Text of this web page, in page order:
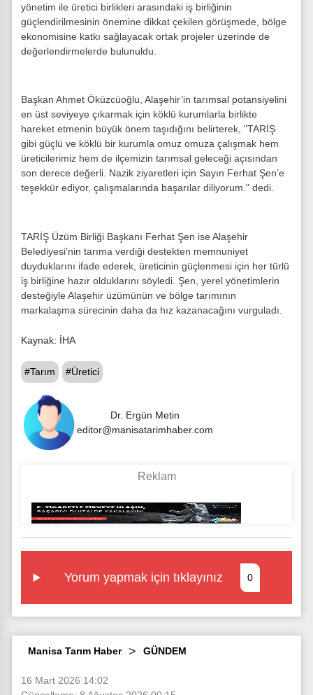
yönetim ile üretici birlikleri arasındaki iş birliğinin
güçlendirilmesinin önemine dikkat çekilen görüşmede, bölge
ekonomisine katkı sağlayacak ortak projeler üzerinde de
değerlendirmelerde bulunuldu.
Başkan Ahmet Öküzcüoğlu, Alaşehir’in tarımsal potansiyelini
en üst seviyeye çıkarmak için köklü kurumlarla birlikte
hareket etmenin büyük önem taşıdığını belirterek, "TARİŞ
gibi güçlü ve köklü bir kurumla omuz omuza çalışmak hem
üreticilerimiz hem de ilçemizin tarımsal geleceği açısından
son derece değerli. Nazik ziyaretleri için Sayın Ferhat Şen’e
teşekkür ediyor, çalışmalarında başarılar diliyorum." dedi.
TARİŞ Üzüm Birliği Başkanı Ferhat Şen ise Alaşehir
Belediyesi’nin tarıma verdiği destekten memnuniyet
duyduklarını ifade ederek, üreticinin güçlenmesi için her türlü
iş birliğine hazır olduklarını söyledi. Şen, yerel yönetimlerin
desteğiyle Alaşehir üzümünün ve bölge tarımının
markalaşma sürecinin daha da hız kazanacağını vurguladı.
Kaynak: İHA
#Tarım #Üretici
Dr. Ergün Metin
editor@manisatarimhaber.com
Yorum yapmak için tıklayınız 0
Manisa Tarım Haber GÜNDEM
16 Mart 2026 14:02